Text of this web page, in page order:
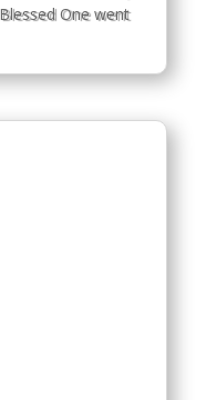
One went